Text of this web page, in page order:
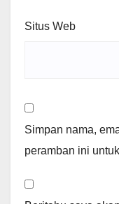
Situs Web
Simpan nama,
peramban ini